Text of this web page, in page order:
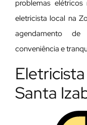
problemas
eletricista local na
agendamento de
conveniência e
Santa